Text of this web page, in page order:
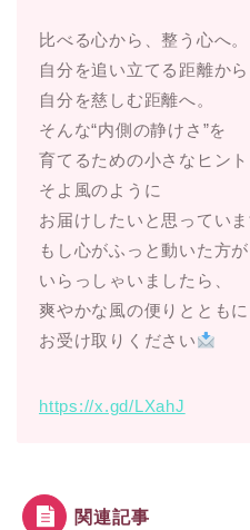
比べる心から、整う心へ。
自分を追い立てる距離から
自分を慈しむ距離へ。
そんな“内側の静けさ”を
育てるための小さなヒント
そよ風のように
お届けしたいと思っていま
もし心がふっと動いた方が
いらっしゃいましたら、
爽やかな風の便りとともに
お受け取りください
https://x.gd/LXahJ
関連記事